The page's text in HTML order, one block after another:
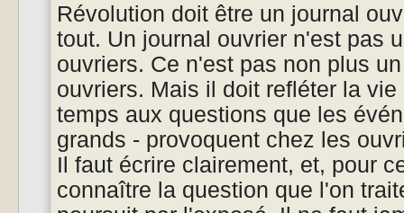
Révolution doit être un journal
tout. Un journal ouvrier n'est pas
ouvriers. Ce n'est pas non plus
ouvriers. Mais il doit refléter la
temps aux questions que les
grands - provoquent chez les
Il faut écrire clairement, et, pour
connaître la question que l'on